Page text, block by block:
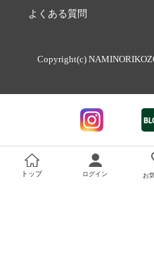
よくある質問
Copyright(c)
トップ ログイン お